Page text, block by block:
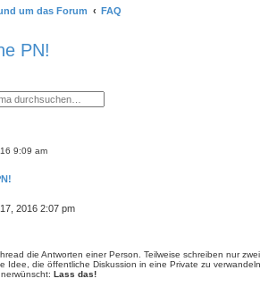
um das Forum FAQ
PN!
9:09 am
2016 2:07 pm
die Antworten einer Person. Teilweise schreiben nur
Idee, die öffentliche Diskussion in eine Private zu
Lass das!